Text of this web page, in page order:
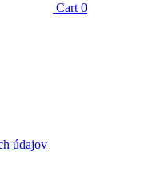
Cart 0
údajov